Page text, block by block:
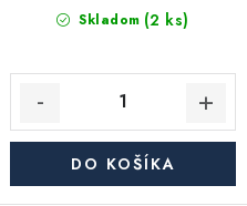
Skladom (2 ks)
DO KOŠÍKA